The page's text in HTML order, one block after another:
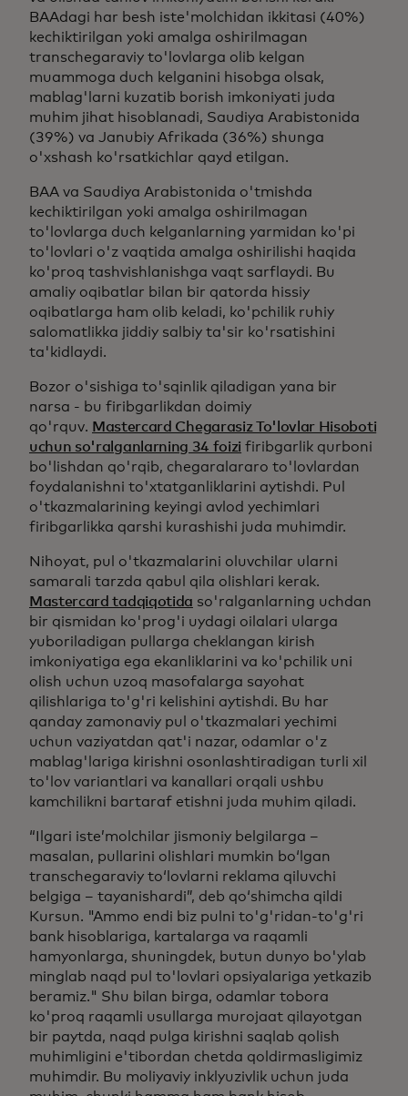
BAAdagi har besh iste'molchidan ikkitasi (40%)
kechiktirilgan yoki amalga oshirilmagan
transchegaraviy to'lovlarga olib kelgan
muammoga duch kelganini hisobga olsak,
mablag'larni kuzatib borish imkoniyati juda
muhim jihat hisoblanadi, Saudiya Arabistonida
(39%) va Janubiy Afrikada (36%) shunga
o'xshash ko'rsatkichlar qayd etilgan.
BAA va Saudiya Arabistonida o'tmishda
kechiktirilgan yoki amalga oshirilmagan
to'lovlarga duch kelganlarning yarmidan ko'pi
to'lovlari o'z vaqtida amalga oshirilishi haqida
ko'proq tashvishlanishga vaqt sarflaydi. Bu
amaliy oqibatlar bilan bir qatorda hissiy
oqibatlarga ham olib keladi, ko'pchilik ruhiy
salomatlikka jiddiy salbiy ta'sir ko'rsatishini
ta'kidlaydi.
Bozor o'sishiga to'sqinlik qiladigan yana bir
narsa - bu firibgarlikdan doimiy
qo'rquv. Mastercard Chegarasiz To'lovlar Hisoboti
uchun so'ralganlarning 34 foizi firibgarlik qurboni
bo'lishdan qo'rqib, chegaralararo to'lovlardan
foydalanishni to'xtatganliklarini aytishdi. Pul
o'tkazmalarining keyingi avlod yechimlari
firibgarlikka qarshi kurashishi juda muhimdir.
Nihoyat, pul o'tkazmalarini oluvchilar ularni
samarali tarzda qabul qila olishlari kerak.
Mastercard tadqiqotida so'ralganlarning uchdan
bir qismidan ko'prog'i uydagi oilalari ularga
yuboriladigan pullarga cheklangan kirish
imkoniyatiga ega ekanliklarini va ko'pchilik uni
olish uchun uzoq masofalarga sayohat
qilishlariga to'g'ri kelishini aytishdi. Bu har
qanday zamonaviy pul o'tkazmalari yechimi
uchun vaziyatdan qat'i nazar, odamlar o'z
mablag'lariga kirishni osonlashtiradigan turli xil
to'lov variantlari va kanallari orqali ushbu
kamchilikni bartaraf etishni juda muhim qiladi.
“Ilgari isteʼmolchilar jismoniy belgilarga –
masalan, pullarini olishlari mumkin boʻlgan
transchegaraviy toʻlovlarni reklama qiluvchi
belgiga – tayanishardi”, deb qoʻshimcha qildi
Kursun. "Ammo endi biz pulni to'g'ridan-to'g'ri
bank hisoblariga, kartalarga va raqamli
hamyonlarga, shuningdek, butun dunyo bo'ylab
minglab naqd pul to'lovlari opsiyalariga yetkazib
beramiz." Shu bilan birga, odamlar tobora
ko'proq raqamli usullarga murojaat qilayotgan
bir paytda, naqd pulga kirishni saqlab qolish
muhimligini e'tibordan chetda qoldirmasligimiz
muhimdir. Bu moliyaviy inklyuzivlik uchun juda